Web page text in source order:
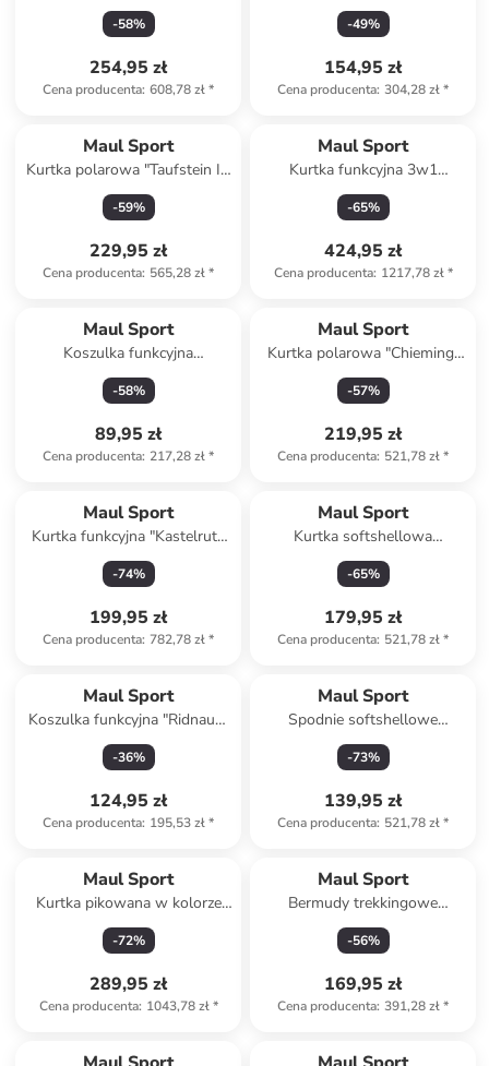
w kolorze oliwkowo-białym
-58%
254,95 zł
Cena producenta: 608,78 zł*
kolorze beżowym
-49%
154,95 zł
Cena producenta: 304,28 zł*
Maul Sport
Kurtka polarowa "Taufstein II"
w kolorze oliwkowo-
musztardowym
-59%
229,95 zł
Cena producenta: 565,28 zł*
Maul Sport
Kurtka funkcyjna 3w1
"Miltenberg MTX 20.0" w
kolorze czarnym
-65%
424,95 zł
Cena producenta: 1217,78 zł*
Maul Sport
Koszulka funkcyjna
"Salamanca" w kolorze
zielonym
-58%
89,95 zł
Cena producenta: 217,28 zł*
Maul Sport
Kurtka polarowa "Chieming"
w kolorze jasnoróżowym
-57%
219,95 zł
Cena producenta: 521,78 zł*
Maul Sport
Kurtka funkcyjna "Kastelruth
MTX 20.0" w kolorze
turkusowym
-74%
199,95 zł
Cena producenta: 782,78 zł*
Maul Sport
Kurtka softshellowa
"Hornspitze" w kolorze
czarno-granatowym
-65%
179,95 zł
Cena producenta: 521,78 zł*
Maul Sport
Koszulka funkcyjna "Ridnaun"
w kolorze morskim
-36%
124,95 zł
Cena producenta: 195,53 zł*
Maul Sport
Spodnie softshellowe
"Klosters REC" w kolorze
antracytowym
-73%
139,95 zł
Cena producenta: 521,78 zł*
Maul Sport
Kurtka pikowana w kolorze
khaki
-72%
289,95 zł
Cena producenta: 1043,78 zł*
Maul Sport
Bermudy trekkingowe
"Doldenhorn XT" w kolorze
khaki
-56%
169,95 zł
Cena producenta: 391,28 zł*